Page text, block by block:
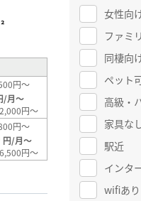
円～
/月～
円～
円～
円/月～
円～
女性向
ファミ
同棲向
ペット
高級・
家具な
駅近
インタ
wifiあり